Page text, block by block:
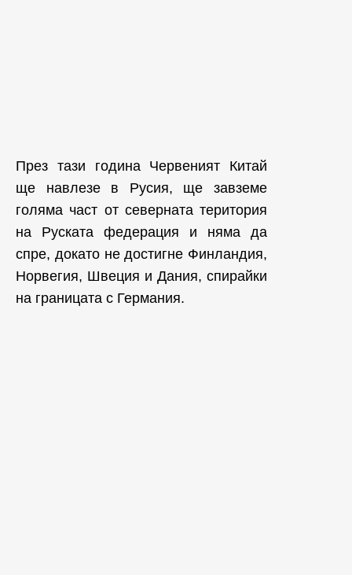
През тази година Червеният Китай
ще навлезе в Русия, ще завземе
голяма част от северната територия
на Руската федерация и няма да
спре, докато не достигне Финландия,
Норвегия, Швеция и Дания, спирайки
на границата с Германия.